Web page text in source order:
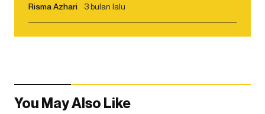
Risma Azhari 3 bulan lalu
You May Also Like